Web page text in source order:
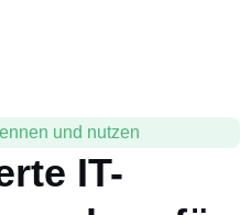
und nutzen
IT-